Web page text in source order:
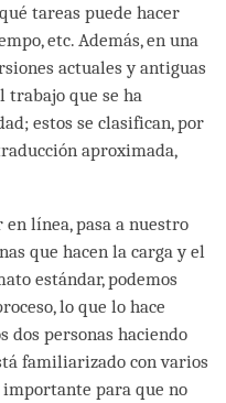
tareas puede hacer
etc. Además, en una
actuales y antiguas
trabajo que se ha
estos se clasifican, por
aproximada,
línea, pasa a nuestro
que hacen la carga y el
estándar, podemos
lo que lo hace
dos personas haciendo
familiarizado con varios
para que no